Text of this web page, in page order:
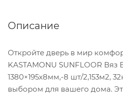
Описание
Откройте дверь в мир
KASTAMONU SUNFLOOR Вяз
1380×195х8мм,-8 шт/2,153м2,
выбором для вашего дома.